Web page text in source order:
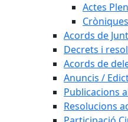
Actes
Acords de
Decrets i
Acords de
Anuncis /
Publicacions
Resolucions